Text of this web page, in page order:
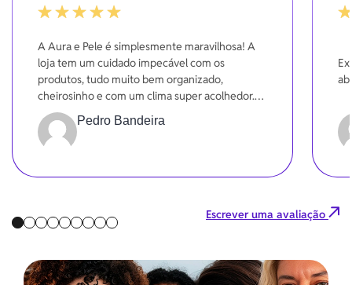
A Aura e Pele é simplesmente maravilhosa! A
loja tem um cuidado impecável com os
produtos, tudo muito bem organizado,
cheirosinho e com um clima super acolhedor.
Dá pra sentir o carinho em cada detalhe!
Pedro Bandeira
Escrever uma avaliação